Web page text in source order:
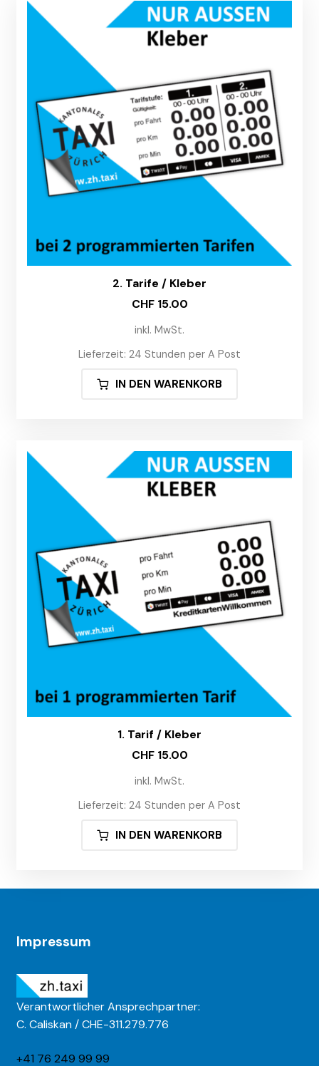
2. Tarife / Kleber
CHF15.00
inkl. MwSt.
Lieferzeit: 24 Stunden per A Post
IN DEN WARENKORB
1. Tarif / Kleber
CHF15.00
inkl. MwSt.
Lieferzeit: 24 Stunden per A Post
IN DEN WARENKORB
Impressum
Verantwortlicher Ansprechpartner:
C. Caliskan / CHE-311.279.776
+41 76 249 99 99